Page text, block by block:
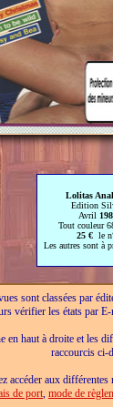
Lolitas
Edition
Avril
Tout couleur
25 €le
Les autres sont à
sont classées par
vérifier les états par
en haut à droite et les
raccourcis ci-
accéder aux
de port, mode de